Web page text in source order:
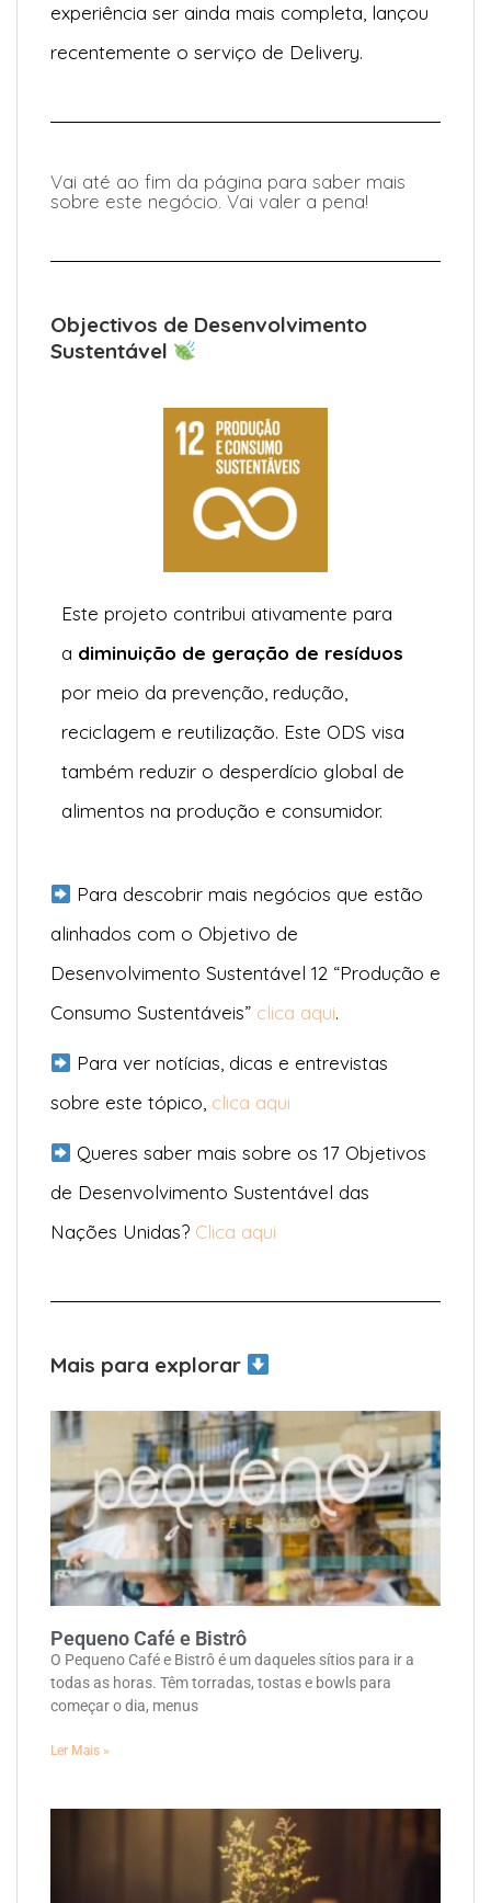
experiência ser ainda mais completa, lançou
recentemente o serviço de Delivery.
Vai até ao fim da página para saber mais
sobre este negócio. Vai valer a pena!
Objectivos de Desenvolvimento
Sustentável
Este projeto contribui ativamente para
a diminuição de geração de resíduos
por meio da prevenção, redução,
reciclagem e reutilização. Este ODS visa
também reduzir o desperdício global de
alimentos na produção e consumidor.
Para descobrir mais negócios que estão
alinhados com o Objetivo de
Desenvolvimento Sustentável 12 “Produção e
Consumo Sustentáveis” clica aqui.
Para ver notícias, dicas e entrevistas
sobre este tópico, clica aqui
Queres saber mais sobre os 17 Objetivos
de Desenvolvimento Sustentável das
Nações Unidas? Clica aqui
Mais para explorar
Pequeno Café e Bistrô
O Pequeno Café e Bistrô é um daqueles sítios para ir a
todas as horas. Têm torradas, tostas e bowls para
começar o dia, menus
Ler Mais »